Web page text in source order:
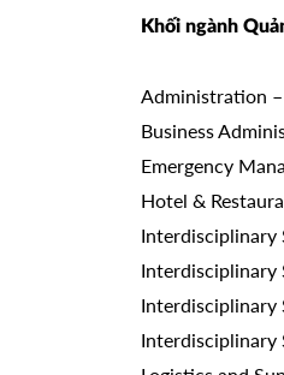
Khối ngành
Administration –
Business
Emergency
Hotel &
Interdisciplinary
Interdisciplinary
Interdisciplinary
Interdisciplinary